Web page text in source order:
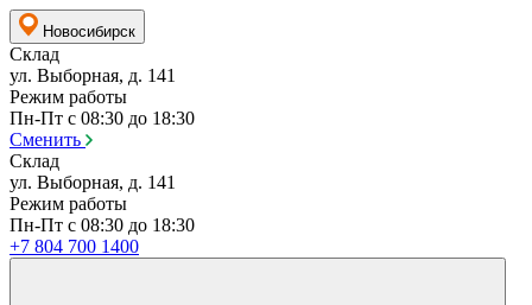
Новосибирск
Склад
ул. Выборная, д. 141
Режим работы
Пн-Пт с 08:30 до 18:30
Сменить
Склад
ул. Выборная, д. 141
Режим работы
Пн-Пт с 08:30 до 18:30
+7 804 700 1400